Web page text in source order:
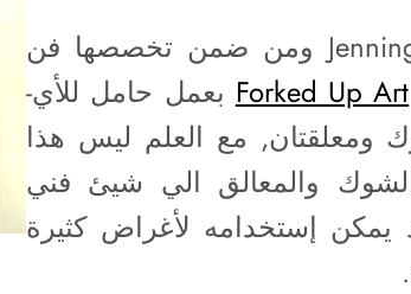
قامت مجموعة Jennings Metal ومن ضمن تخصصها فن
Forked Up Art بعمل حامل للأي-
ومعلقتان, مع العلم ليس هذا
والمعالق الي شيئ فني
يمكن إستخدامه لأغراض كثيرة